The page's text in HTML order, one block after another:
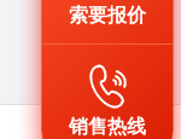
索要报价
销售热线